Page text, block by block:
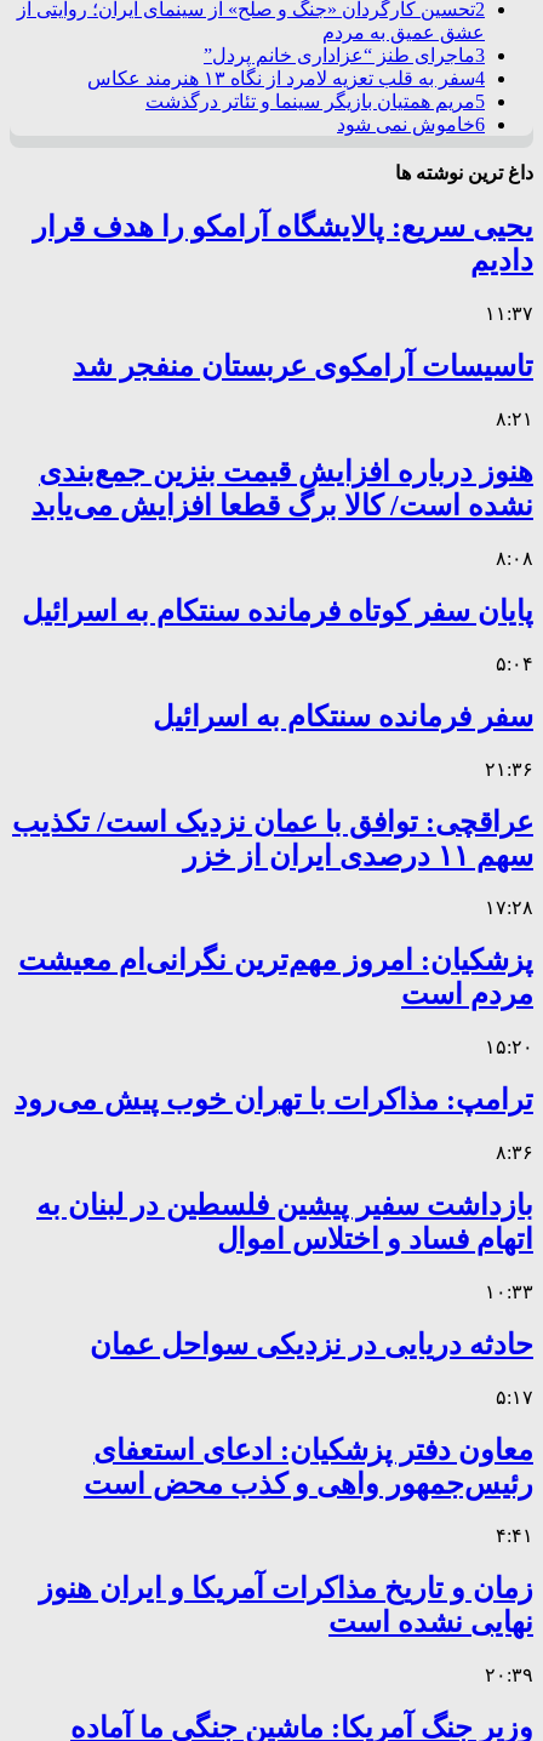
2تحسین کارگردان «جنگ و صلح» از سینمای ایران؛ روایتی از
عشق عمیق به مردم
3ماجرای طنز “عزاداری خانم پردل”
4سفر به قلب تعزیه لامرد از نگاه ۱۳ هنرمند عکاس
5مریم همتیان بازیگر سینما و تئاتر درگذشت
6خاموش نمی شود
داغ ترین نوشته ها
یحیی سریع: پالایشگاه آرامکو را هدف قرار
دادیم
۱۱:۳۷
تاسیسات آرامکوی عربستان منفجر شد
۸:۲۱
هنوز درباره افزایش قیمت بنزین جمع‌بندی
نشده است/ کالا برگ قطعا افزایش می‌یابد
۸:۰۸
پایان سفر کوتاه فرمانده سنتکام به اسرائیل
۵:۰۴
سفر فرمانده سنتکام به اسرائیل
۲۱:۳۶
عراقچی: توافق با عمان نزدیک است/ تکذیب
سهم ۱۱ درصدی ایران از خزر
۱۷:۲۸
پزشکیان: امروز مهم‌ترین نگرانی‌ام معیشت
مردم است
۱۵:۲۰
ترامپ: مذاکرات با تهران خوب پیش می‌رود
۸:۳۶
بازداشت سفیر پیشین فلسطین در لبنان به
اتهام فساد و اختلاس اموال
۱۰:۳۳
حادثه دریایی در نزدیکی سواحل عمان
۵:۱۷
معاون دفتر پزشکیان: ادعای استعفای
رئیس‌جمهور واهی و کذب محض است
۴:۴۱
زمان و تاریخ مذاکرات آمریکا و ایران هنوز
نهایی نشده است
۲۰:۳۹
وزیر جنگ آمریکا: ماشین جنگی ما آماده